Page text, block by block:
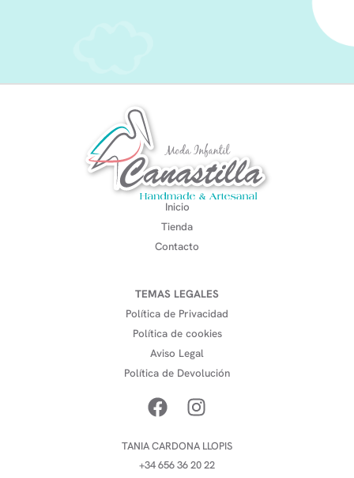
Inicio
Tienda
Contacto
TEMAS LEGALES
Política de Privacidad
Política de cookies
Aviso Legal
Política de Devolución
TANIA CARDONA LLOPIS
+34 656 36 20 22